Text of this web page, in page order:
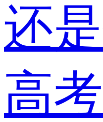
还
高